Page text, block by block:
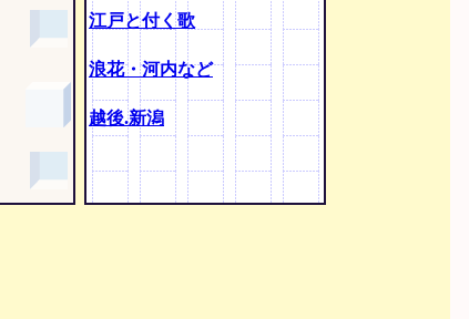
江戸と付く歌
浪花・河内など
越後.新潟